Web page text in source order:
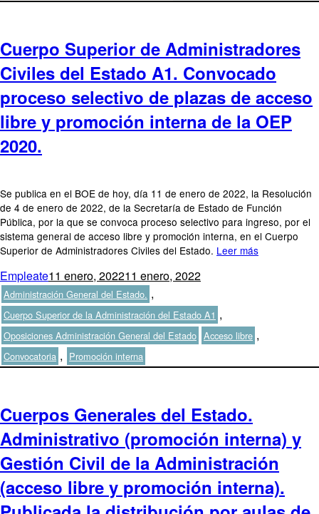
Cuerpo Superior de Administradores
Civiles del Estado A1. Convocado
proceso selectivo de plazas de acceso
libre y promoción interna de la OEP
2020.
Se publica en el BOE de hoy, día 11 de enero de 2022, la Resolución
de 4 de enero de 2022, de la Secretaría de Estado de Función
Pública, por la que se convoca proceso selectivo para ingreso, por el
sistema general de acceso libre y promoción interna, en el Cuerpo
Superior de Administradores Civiles del Estado. Leer más
Autor
EmpleatePublicado
el
11 enero, 202211 enero, 2022Categorías
Administración General del Estado. ,
Cuerpo Superior de la Administración del Estado A1 ,
Oposiciones Administración General del Estado Etiquetas
Acceso libre ,
Convocatoria , Promoción interna
Cuerpos Generales del Estado.
Administrativo (promoción interna) y
Gestión Civil de la Administración
(acceso libre y promoción interna).